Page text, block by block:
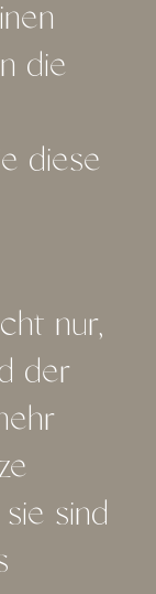
die
diese
nur,
der
sind